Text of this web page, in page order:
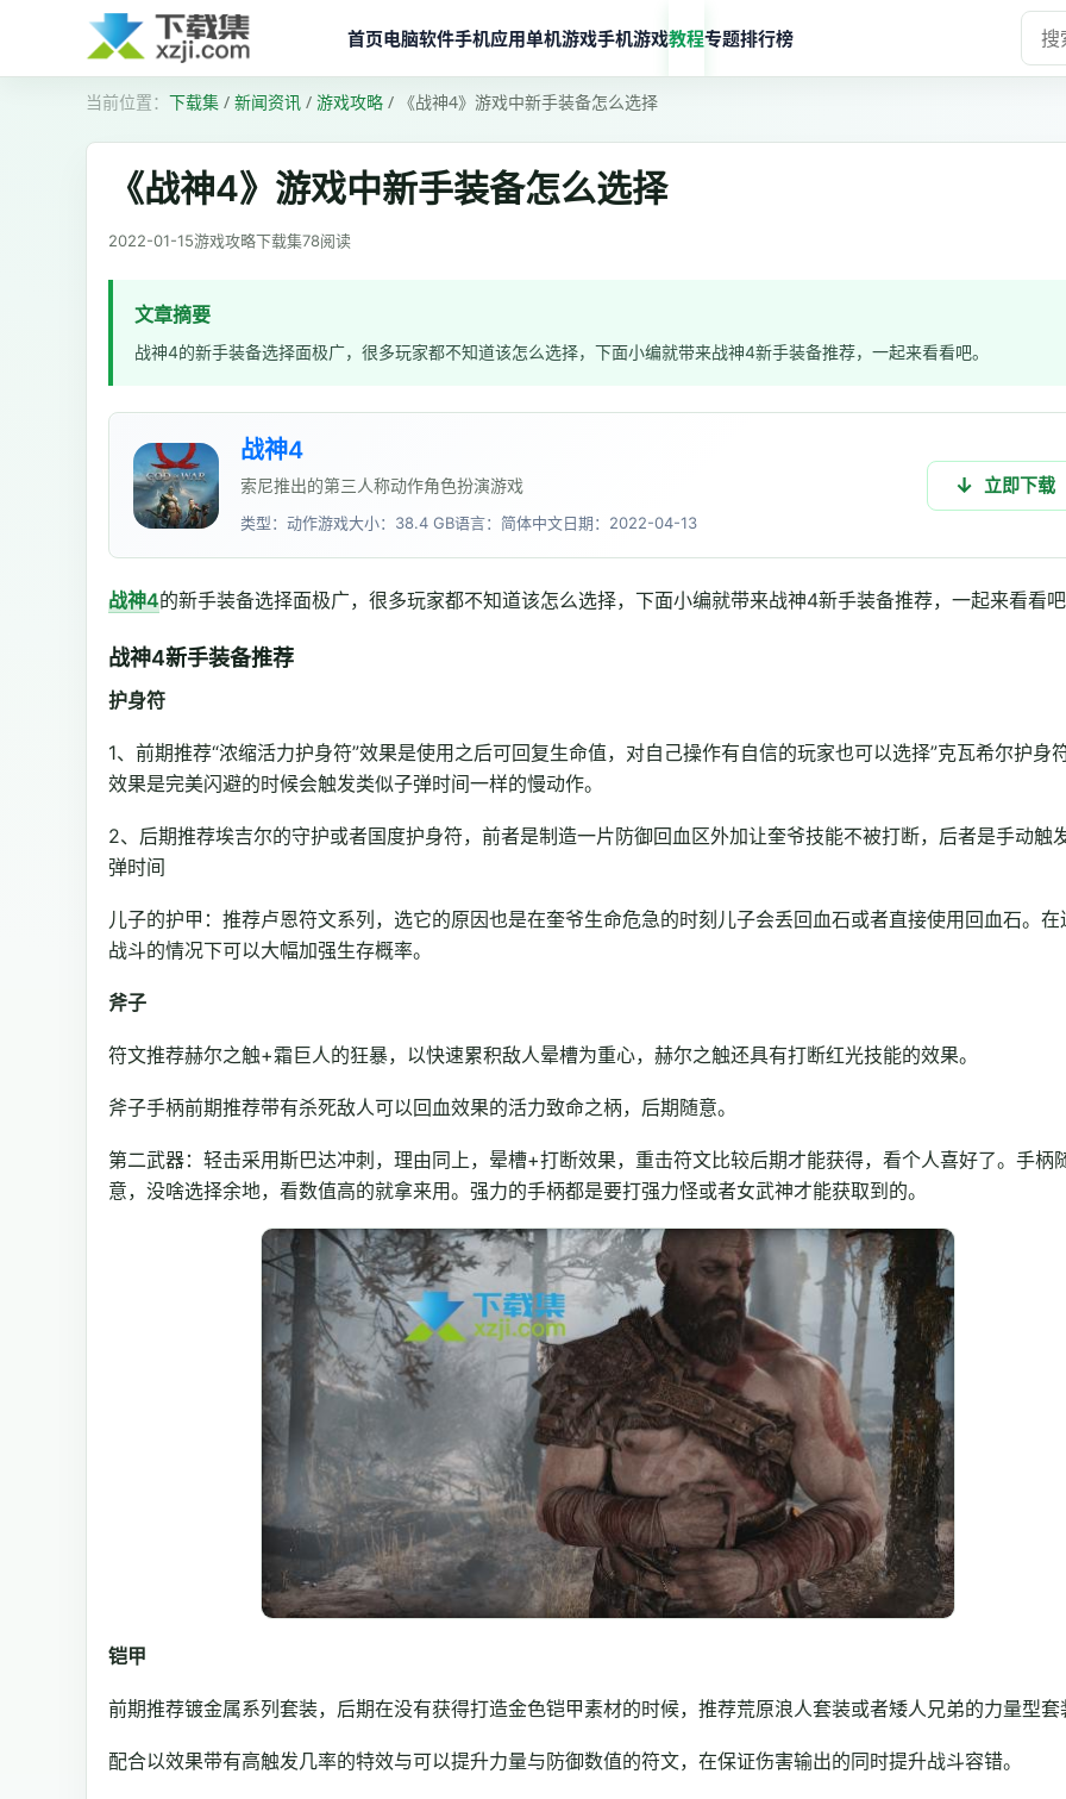
首页电脑软件手机应用单机游戏手机游戏教程专题排行榜
下载集 / 新闻资讯 / 游戏攻略 / 《战神4》游戏中新手装备怎么选择
《战神4》游戏中新手装备怎么选择
2022-01-15游戏攻略下载集78阅读
文章摘要
战神4的新手装备选择面极广，很多玩家都不知道该怎么选择，下面小编就带来战神4新手装备推荐，一起来看看吧。
战神4
索尼推出的第三人称动作角色扮演游戏
类型：动作游戏大小：38.4 GB语言：简体中文日期：2022-04-13
立即下载
战神4的新手装备选择面极广，很多玩家都不知道该怎么选择，下面小编就带来战神4新手装备推荐，一起来看看
战神4新手装备推荐
护身符
1、前期推荐“浓缩活力护身符”效果是使用之后可回复生命值，对自己操作有自信的玩家也可以选择”克瓦希尔护身
效果是完美闪避的时候会触发类似子弹时间一样的慢动作。
2、后期推荐埃吉尔的守护或者国度护身符，前者是制造一片防御回血区外加让奎爷技能不被打断，后者是手动触
弹时间
儿子的护甲：推荐卢恩符文系列，选它的原因也是在奎爷生命危急的时刻儿子会丢回血石或者直接使用回血石。在
战斗的情况下可以大幅加强生存概率。
斧子
符文推荐赫尔之触+霜巨人的狂暴，以快速累积敌人晕槽为重心，赫尔之触还具有打断红光技能的效果。
斧子手柄前期推荐带有杀死敌人可以回血效果的活力致命之柄，后期随意。
第二武器：轻击采用斯巴达冲刺，理由同上，晕槽+打断效果，重击符文比较后期才能获得，看个人喜好了。手柄
意，没啥选择余地，看数值高的就拿来用。强力的手柄都是要打强力怪或者女武神才能获取到的。
铠甲
前期推荐镀金属系列套装，后期在没有获得打造金色铠甲素材的时候，推荐荒原浪人套装或者矮人兄弟的力量型套
配合以效果带有高触发几率的特效与可以提升力量与防御数值的符文，在保证伤害输出的同时提升战斗容错。